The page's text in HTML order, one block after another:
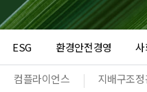
ESG 환경안전경영 사
컴플라이언스 지배구조